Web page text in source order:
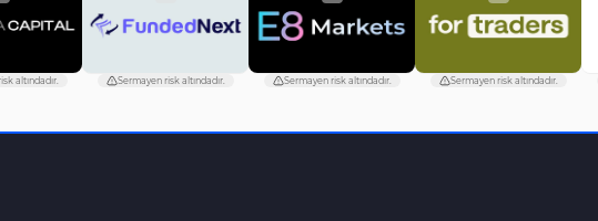
altındadır. Sermayen risk altındadır. Sermayen risk altındadır. Sermayen risk altındadır.